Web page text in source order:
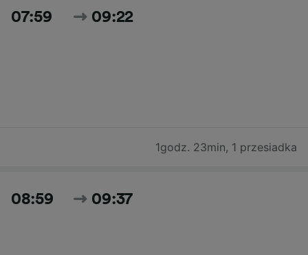
07:59 09:22
1godz. 23min, 1 przesiadka
08:59 09:37